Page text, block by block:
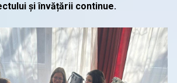
și învățării continue.